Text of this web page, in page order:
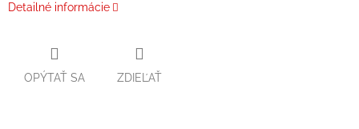
Detailné informácie
OPÝTAŤ SA ZDIEĽAŤ